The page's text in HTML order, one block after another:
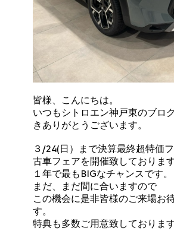
皆様、こんにちは。
いつもシトロエン神戸東のブロ
きありがとうございます。
３/24(日）まで決算最終超特価
古車フェアを開催致しております
１年で最もBIGなチャンスです。
まだ、まだ間に合いますので
この機会に是非皆様のご来場お
す。
特典も多数ご用意致しております